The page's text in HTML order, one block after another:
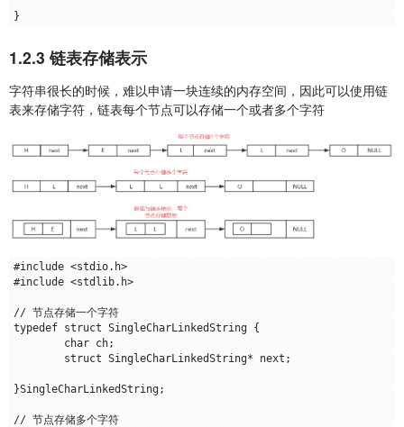
1.2.3 链表存储表示
字符串很长的时候，难以申请一块连续的内存空间，因此可以使用链
表来存储字符，链表每个节点可以存储一个或者多个字符
#include <stdio.h>
#include <stdlib.h>
// 节点存储一个字符
typedef struct SingleCharLinkedString {
}SingleCharLinkedString;
// 节点存储多个字符